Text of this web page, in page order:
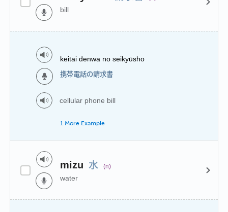
bill
keitai denwa no seikyūsho
携帯電話の請求書
cellular phone bill
1 More Example
mizu 水 (n)
water